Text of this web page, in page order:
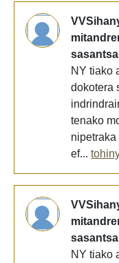
NY tiako
dokotera
tenako
ef...
NY tiako